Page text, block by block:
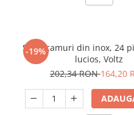
-19%
Set tacamuri din inox, 24
lucios, Voltz
202,34 RON164,20